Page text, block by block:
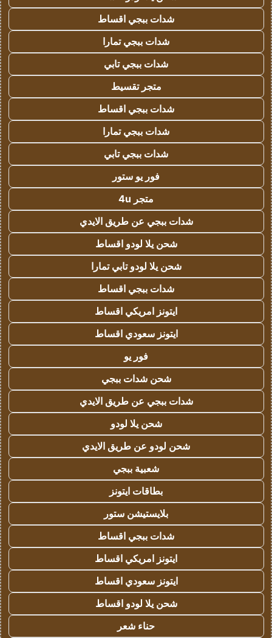
شدات ببجي اقساط
شدات ببجي تمارا
شدات ببجي تابي
متجر تقسيط
شدات ببجي اقساط
شدات ببجي تمارا
شدات ببجي تابي
فور يو ستور
متجر 4u
شدات ببجي عن طريق الايدي
شحن يلا لودو اقساط
شحن يلا لودو تابي تمارا
شدات ببجي اقساط
ايتونز امريكي اقساط
ايتونز سعودي اقساط
فور يو
شحن شدات ببجي
شدات ببجي عن طريق الايدي
شحن يلا لودو
شحن لودو عن طريق الايدي
شعبية ببجي
بطاقات ايتونز
بلايستيشن ستور
شدات ببجي اقساط
ايتونز امريكي اقساط
ايتونز سعودي اقساط
شحن يلا لودو اقساط
حناء شعر